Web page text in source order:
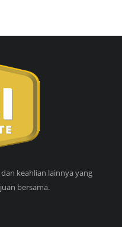
keahlian lainnya yang
bersama.